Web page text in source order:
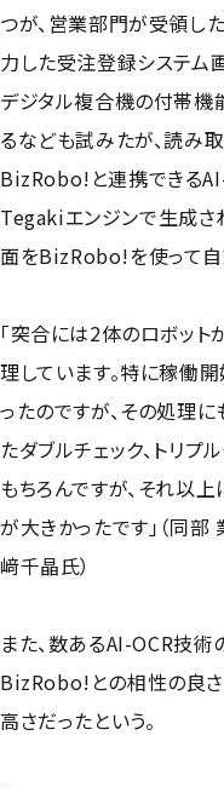
つが、営業部門が受領し
力した受注登録システム
デジタル複合機の付帯機
るなども試みたが、読み
BizRobo!と連携できる
Tegakiエンジンで生成さ
面をBizRobo!を使って自
「突合には2体のロボッ
理しています。特に稼働
ったのですが、その処理
たダブルチェック、トリ
もちろんですが、それ以
が大きかったです」（同
﨑千晶氏）
また、数あるAI-OCR技術
BizRobo!との相性の良さ
高さだったという。